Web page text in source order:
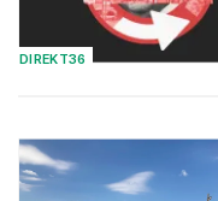
DIREKT36